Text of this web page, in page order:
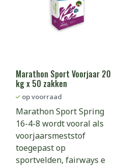
Marathon Sport Voorjaar 20
kg x 50 zakken
op voorraad
Marathon Sport Spring
16-4-8 wordt vooral als
voorjaarsmeststof
toegepast op
sportvelden, fairways e